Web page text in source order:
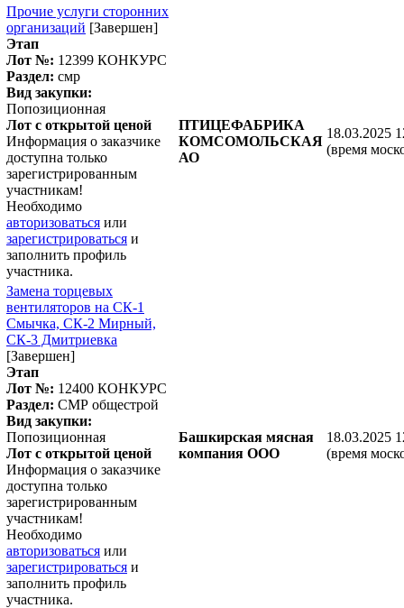
Прочие услуги сторонних
организаций [Завершен]
Этап
Лот №: 12399 КОНКУРС
Раздел: смр
Вид закупки:
Попозиционная
Лот с открытой ценой
Информация о заказчике
доступна только
зарегистрированным
участникам!
Необходимо
авторизоваться или
зарегистрироваться и
заполнить профиль
участника.
ПТИЦЕФАБРИКА
КОМСОМОЛЬСКАЯ
АО
18.03.2025
(время
Замена торцевых
вентиляторов на СК-1
Смычка, СК-2 Мирный,
СК-3 Дмитриевка
[Завершен]
Этап
Лот №: 12400 КОНКУРС
Раздел: СМР общестрой
Вид закупки:
Попозиционная
Лот с открытой ценой
Информация о заказчике
доступна только
зарегистрированным
участникам!
Необходимо
авторизоваться или
зарегистрироваться и
заполнить профиль
участника.
Башкирская мясная
компания ООО
18.03.2025
(время